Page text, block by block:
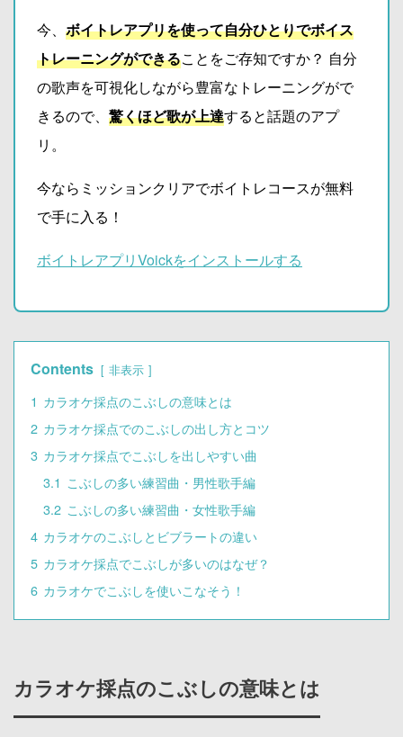
今、 ボイトレアプリを使って自分ひとりでボイス
トレーニングができることをご存知ですか？ 自分
の歌声を可視化しながら豊富なトレーニングがで
きるので、 驚くほど歌が上達すると話題のアプ
リ。
今ならミッションクリアでボイトレコースが無料
で手に入る！
ボイトレアプリVoickをインストールする
Contents 非表示
1 カラオケ採点のこぶしの意味とは
2 カラオケ採点でのこぶしの出し方とコツ
3 カラオケ採点でこぶしを出しやすい曲
3.1 こぶしの多い練習曲・男性歌手編
3.2 こぶしの多い練習曲・女性歌手編
4 カラオケのこぶしとビブラートの違い
5 カラオケ採点でこぶしが多いのはなぜ？
6 カラオケでこぶしを使いこなそう！
カラオケ採点のこぶしの意味とは